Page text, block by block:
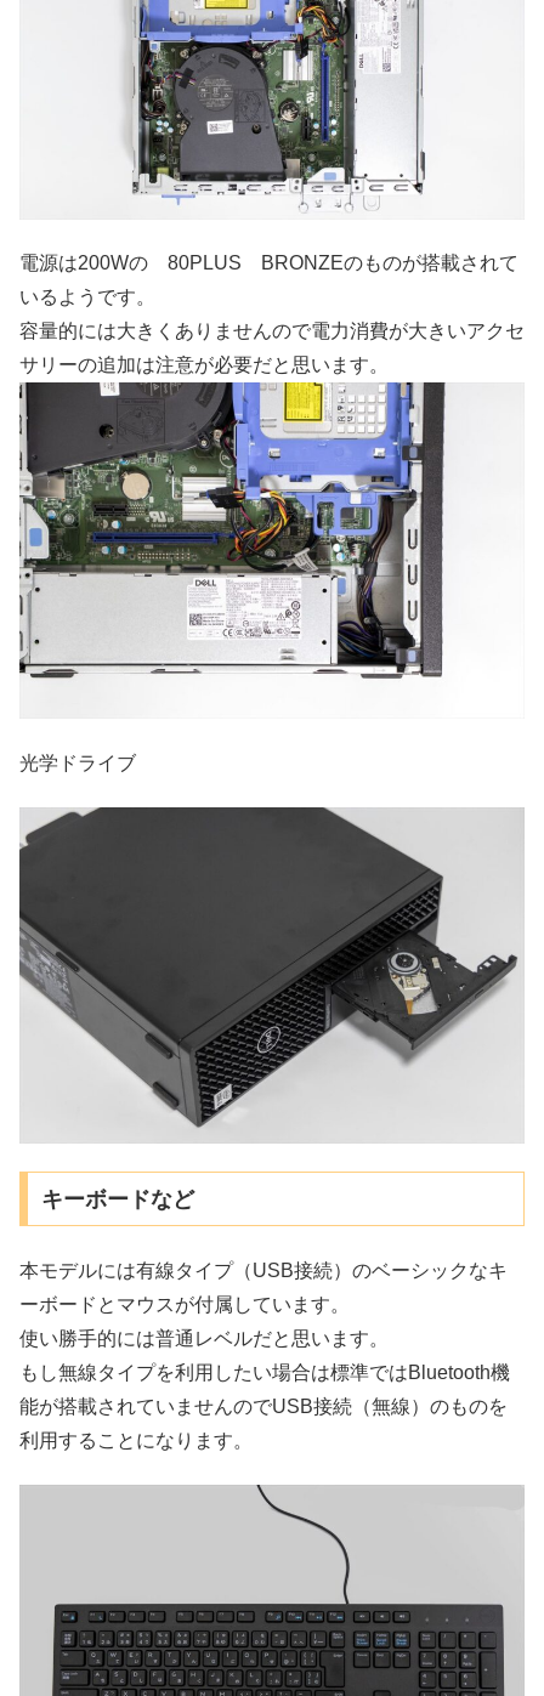
電源は200Wの 80PLUS BRONZEのものが搭載されて
いるようです。
容量的には大きくありませんので電力消費が大きいアクセ
サリーの追加は注意が必要だと思います。
光学ドライブ
キーボードなど
本モデルには有線タイプ（USB接続）のベーシックなキ
ーボードとマウスが付属しています。
使い勝手的には普通レベルだと思います。
もし無線タイプを利用したい場合は標準ではBluetooth機
能が搭載されていませんのでUSB接続（無線）のものを
利用することになります。